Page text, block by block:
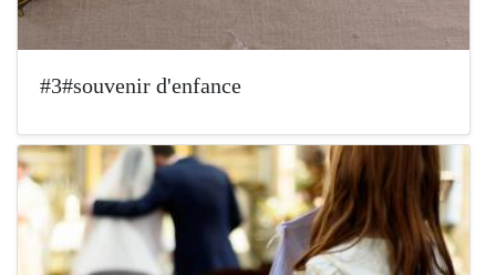
#3#souvenir d'enfance